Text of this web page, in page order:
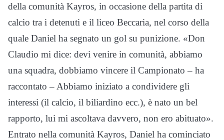
della comunità Kayros, in occasione della partita di
calcio tra i detenuti e il liceo Beccaria, nel corso della
quale Daniel ha segnato un gol su punizione. «Don
Claudio mi dice: devi venire in comunità, abbiamo
una squadra, dobbiamo vincere il Campionato – ha
raccontato – Abbiamo iniziato a condividere gli
interessi (il calcio, il biliardino ecc.), è nato un bel
rapporto, lui mi ascoltava davvero, non ero abituato».
Entrato nella comunità Kayros, Daniel ha cominciato